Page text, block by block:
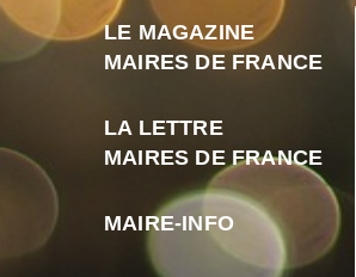
LE MAGAZINE
MAIRES DE FRANCE
LA LETTRE
MAIRES DE FRANCE
MAIRE-INFO